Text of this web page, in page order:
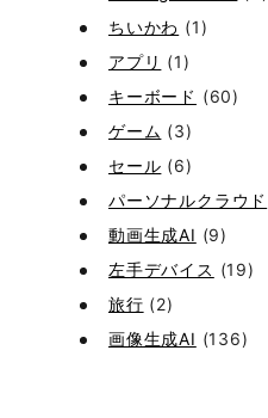
ちいかわ (1)
アプリ (1)
キーボード (60)
ゲーム (3)
セール (6)
パーソナルクラウド
動画生成AI (9)
左手デバイス (19)
旅行 (2)
画像生成AI (136)